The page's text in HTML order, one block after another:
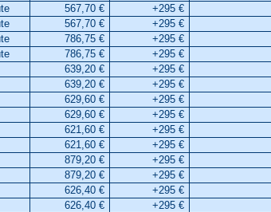
567,70 € +295 €
567,70 € +295 €
786,75 € +295 €
786,75 € +295 €
639,20 € +295 €
639,20 € +295 €
629,60 € +295 €
629,60 € +295 €
621,60 € +295 €
621,60 € +295 €
879,20 € +295 €
879,20 € +295 €
626,40 € +295 €
626,40 € +295 €